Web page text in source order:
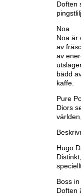
Doften
Noa
Noa är
av
av
bädd
kaffe.
Pure
Diors
Hugo
Boss
Doften